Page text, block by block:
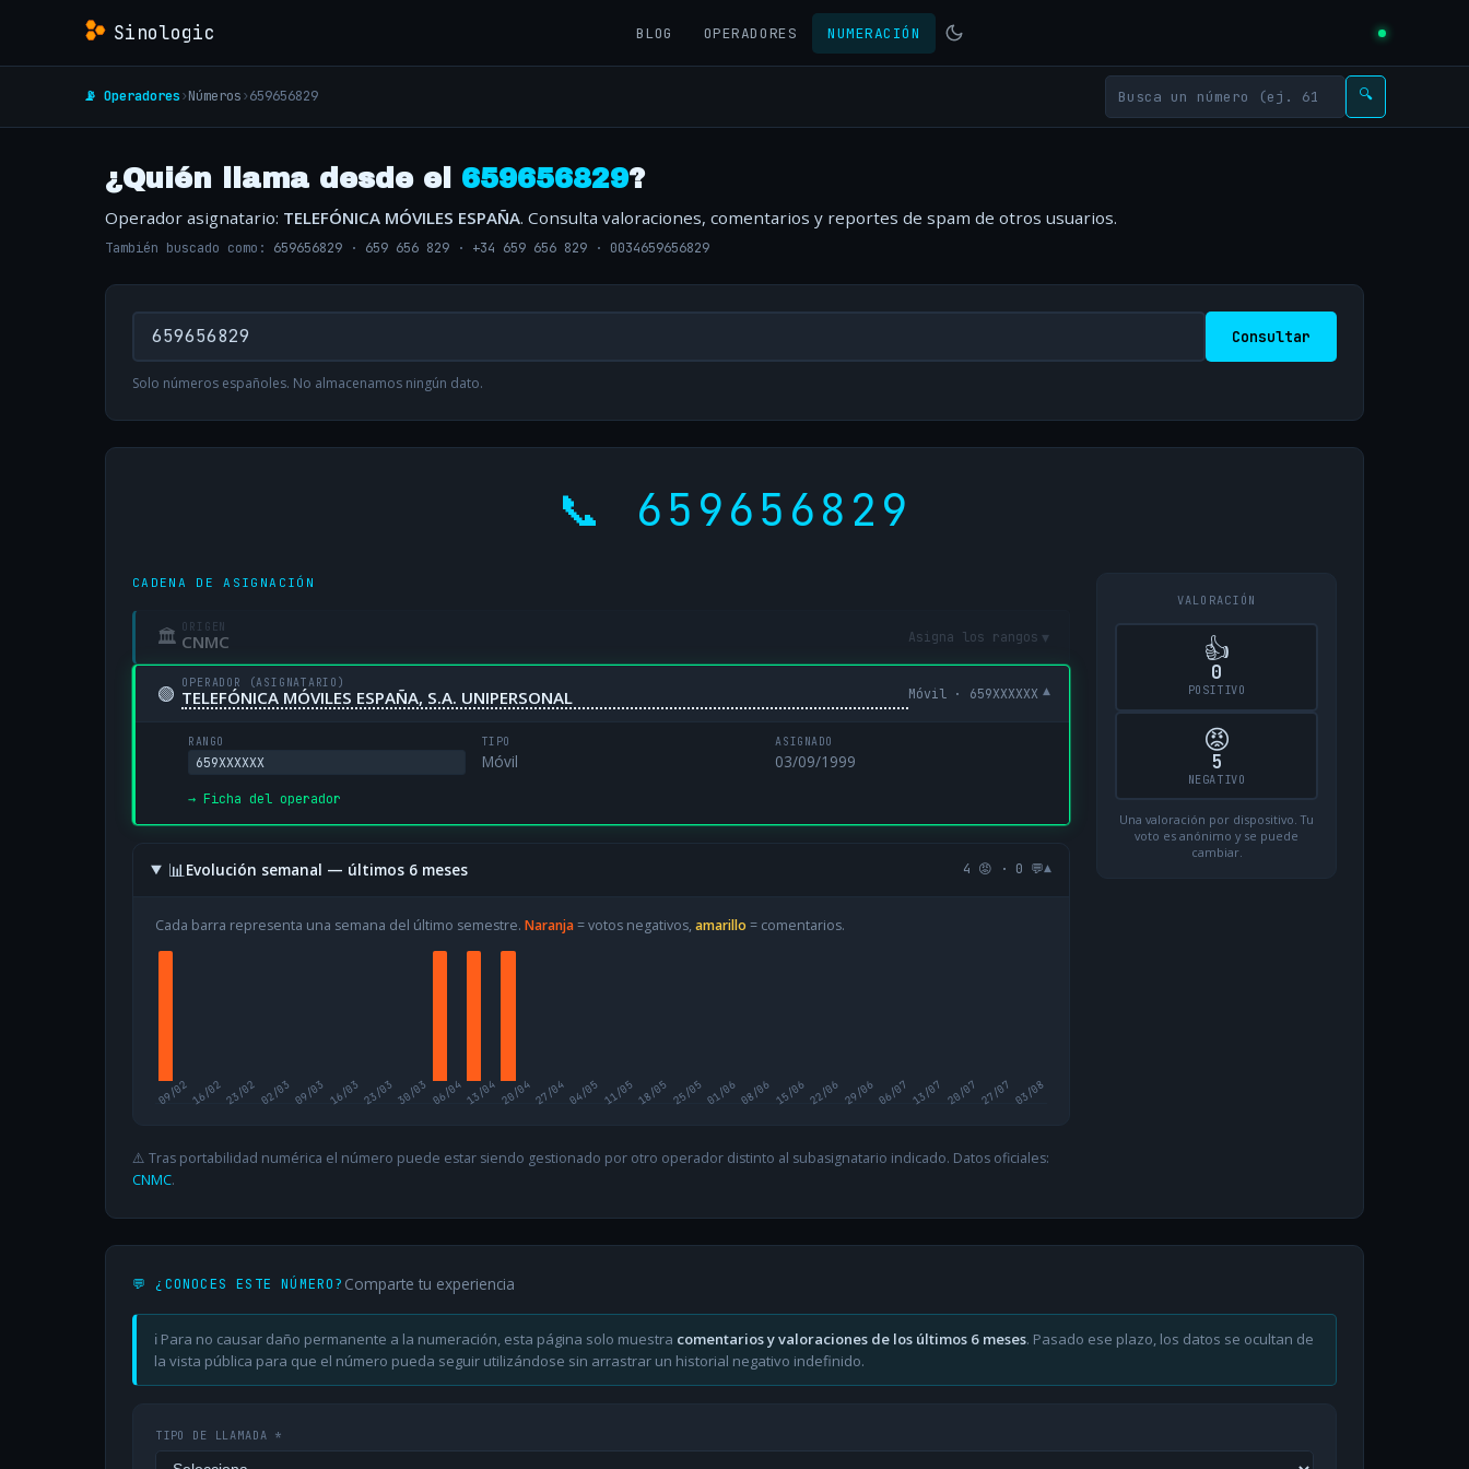
Sinologic BLOG OPERADORES NUMERACIÓN
📡 Operadores›Números›659656829 🔍
¿Quién llama desde el 659656829?
Operador asignatario: TELEFÓNICA MÓVILES ESPAÑA. Consulta valoraciones, comentarios y reportes de spam de otros usuarios.
También buscado como: 659656829 · 659 656 829 · +34 659 656 829 · 0034659656829
Consultar
Solo números españoles. No almacenamos ningún dato.
📞 659656829
CADENA DE ASIGNACIÓN
🏛 ORIGEN
CNMC Asigna los rangos ▾
🟢 OPERADOR (ASIGNATARIO)
TELEFÓNICA MÓVILES ESPAÑA, S.A. UNIPERSONAL Móvil · 659XXXXXX ▾
RANGO
659XXXXXX
TIPO
Móvil
ASIGNADO
03/09/1999
→ Ficha del operador
📊Evolución semanal — últimos 6 meses 4 😡 · 0 💬▾
Cada barra representa una semana del último semestre. Naranja= votos negativos, amarillo = comentarios.
09/0216/0223/02 02/03 09/03 16/03 23/03 30/03 06/0413/04 20/0427/0404/05 11/0518/05 25/0501/0608/06 15/0622/06 29/0606/07 13/07 20/07 27/07 03/08
⚠️ Tras portabilidad numérica el número puede estar siendo gestionado por otro operador distinto al subasignatario indicado. Datos oficiales:
CNMC.
VALORACIÓN
👍
0
POSITIVO
😡
5
NEGATIVO
Una valoración por dispositivo. Tu
voto es anónimo y se puede
cambiar.
💬 ¿CONOCES ESTE NÚMERO? Comparte tu experiencia
ℹ️ Para no causar daño permanente a la numeración, esta página solo muestra comentarios y valoraciones de los últimos 6 meses. Pasado ese plazo, los datos se ocultan de
la vista pública para que el número pueda seguir utilizándose sin arrastrar un historial negativo indefinido.
TIPO DE LLAMADA *